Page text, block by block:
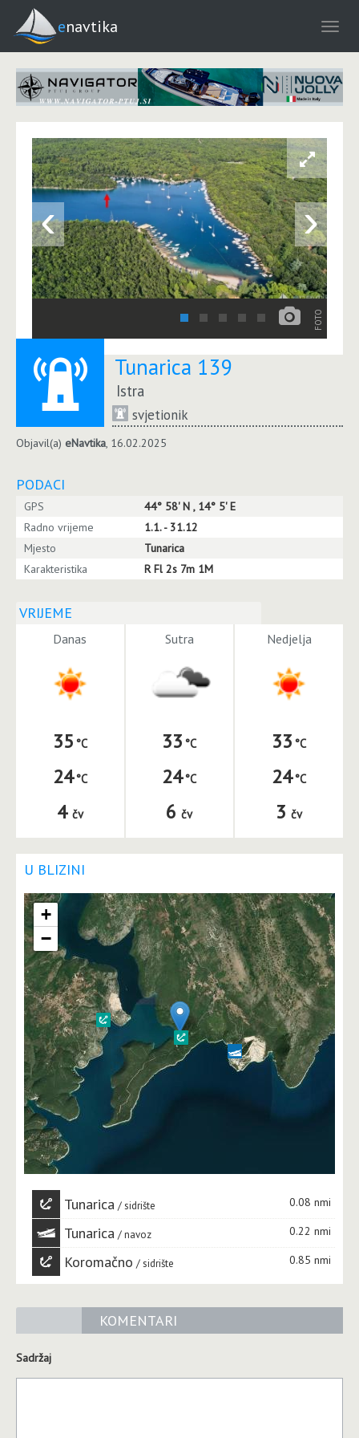
enavtika
‹ ›
FOTO
Tunarica 139
Istra
svjetionik
Objavil(a) eNavtika, 16.02.2025
PODACI
GPS
44° 58' N , 14° 5' E
Radno vrijeme
1.1. - 31.12
Mjesto
Tunarica
Karakteristika
R Fl 2s 7m 1M
VRIJEME
Danas
35
24
4 čv
Sutra
33
24
6 čv
Nedjelja
33
24
3 čv
U BLIZINI
+
−
Tunarica sidrište 0.08 nmi
Tunarica navoz 0.22 nmi
Koromačno sidrište 0.85 nmi
KOMENTARI
Sadržaj